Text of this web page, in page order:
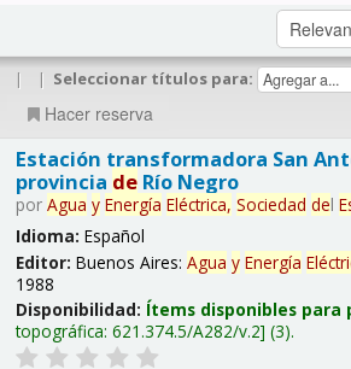
| | Seleccionar títulos para:
Hacer reserva
Estación transformadora San
provincia deRío Negro
por Agua y Energía Eléctrica, Sociedad del
Idioma: Español
Editor: Buenos Aires: Agua y Energía
1988
Disponibilidad: Ítems disponibles para
topográfica: 621.374.5/A282/v.2 (3).